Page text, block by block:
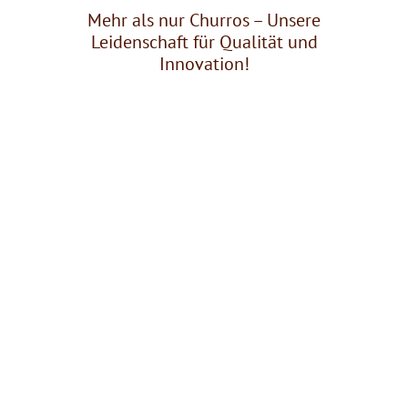
Mehr als nur Churros – Unsere
Leidenschaft für Qualität und
Innovation!